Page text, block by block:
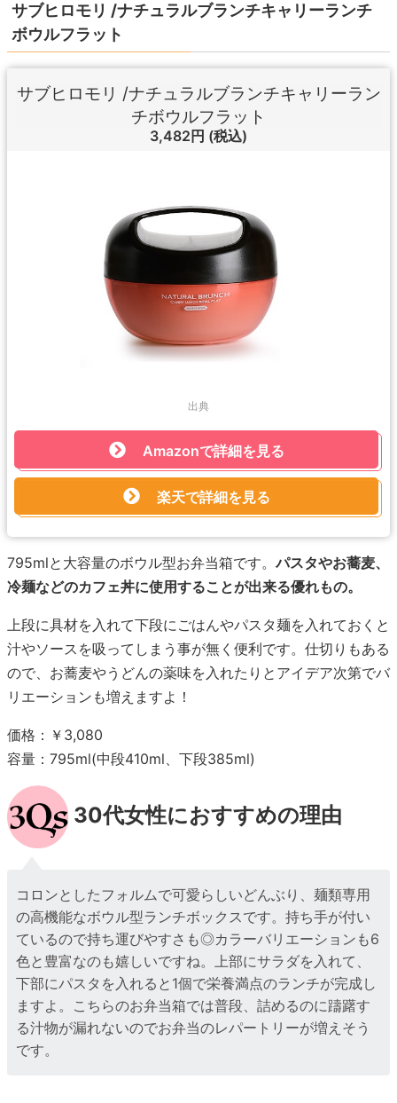
サブヒロモリ /ナチュラルブランチキャリーランチ
ボウルフラット
サブヒロモリ /ナチュラルブランチキャリーラン
チボウルフラット
3,482円 (税込)
出典
Amazonで詳細を見る
楽天で詳細を見る
795mlと大容量のボウル型お弁当箱です。パスタやお蕎麦、
冷麺などのカフェ丼に使用することが出来る優れもの。
上段に具材を入れて下段にごはんやパスタ麺を入れておくと
汁やソースを吸ってしまう事が無く便利です。仕切りもある
ので、お蕎麦やうどんの薬味を入れたりとアイデア次第でバ
リエーションも増えますよ！
価格：￥3,080
容量：795ml(中段410ml、下段385ml)
30代女性におすすめの理由
コロンとしたフォルムで可愛らしいどんぶり、麺類専用
の高機能なボウル型ランチボックスです。持ち手が付い
ているので持ち運びやすさも◎カラーバリエーションも6
色と豊富なのも嬉しいですね。上部にサラダを入れて、
下部にパスタを入れると1個で栄養満点のランチが完成し
ますよ。こちらのお弁当箱では普段、詰めるのに躊躇す
る汁物が漏れないのでお弁当のレパートリーが増えそう
です。